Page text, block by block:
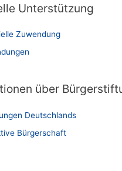
Unterstützung
Zuwendung
über
Deutschlands
Bürgerschaft